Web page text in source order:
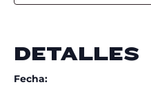
DETALLES
Fecha: